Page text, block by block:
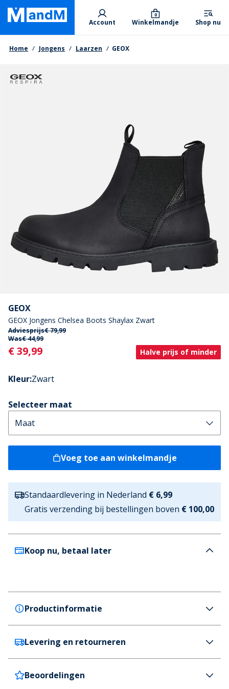
Skip
main
content
Primary departments
Account Winkelmandje
0
Shop nu
Kruimelpad
Home Jongens Laarzen GEOX
GEOX
GEOX Jongens Chelsea Boots Shaylax Zwart
Adviesprijs€ 79,99
Was€ 44,99
Current
€ 39,99 Halve prijs of minder
Kleur:Zwart
Selecteer maat
Voeg toe aan winkelmandje
Standaardlevering in Nederland € 6,99
Gratis verzending bij bestellingen boven € 100,00
Koop nu, betaal later
Productinformatie
GEOX
GEOX Jongens Chelsea Boots Shaylax Zwart
Kleur
Zwart
Levering en retourneren
Nederland
€6,99 (GRATIS vanaf €100)
Beoordelingen